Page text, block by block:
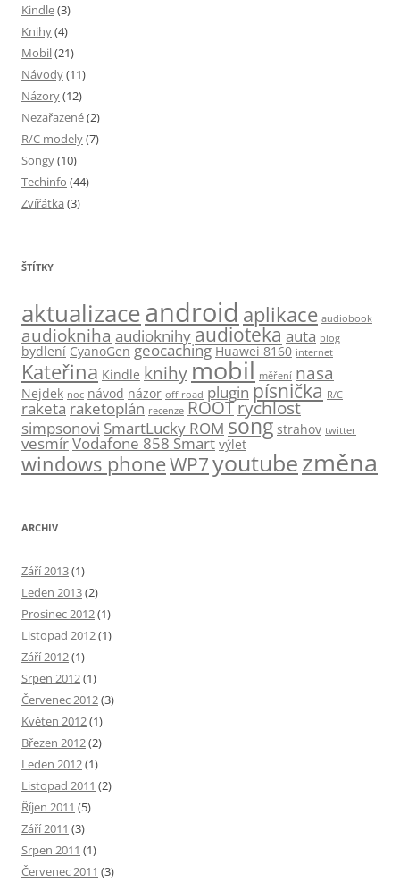
Kindle(3)
Knihy(4)
Mobil(21)
Návody(11)
Názory(12)
Nezařazené(2)
R/C modely(7)
Songy(10)
Techinfo (44)
Zvířátka (3)
ŠTÍTKY
aktualizaceandroid aplikace audiobook
audiokniha audioknihy audioteka auta blog
bydlení CyanoGen geocaching Huawei 8160 internet
Kateřina Kindle knihy mobil měření nasa
Nejdek noc návod názor off-road plugin písnička R/C
raketa raketoplán recenze ROOTrychlost
simpsonovi SmartLucky ROM song strahov twitter
vesmírVodafone 858 Smart výlet
windows phoneWP7youtubezměna
ARCHIV
Září 2013(1)
Leden 2013(2)
Prosinec 2012(1)
Listopad 2012(1)
Září 2012(1)
Srpen 2012(1)
Červenec 2012(3)
Květen 2012(1)
Březen 2012(2)
Leden 2012(1)
Listopad 2011 (2)
Říjen 2011 (5)
Září 2011 (3)
Srpen 2011 (1)
Červenec 2011 (3)